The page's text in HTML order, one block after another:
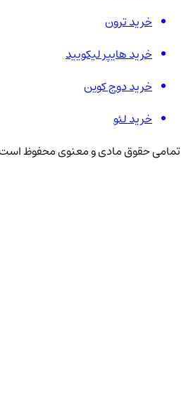
خرید ترون
خرید هایپر لیکویید
خرید دوج کوین
خرید لئو
تمامی حقوق مادی و معنوی محفوظ است.